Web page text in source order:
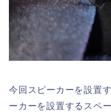
今回スピーカーを設置
ーカーを設置するスペ